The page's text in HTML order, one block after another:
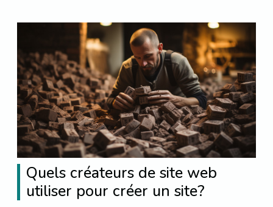
Quels créateurs de site web
utiliser pour créer un site?